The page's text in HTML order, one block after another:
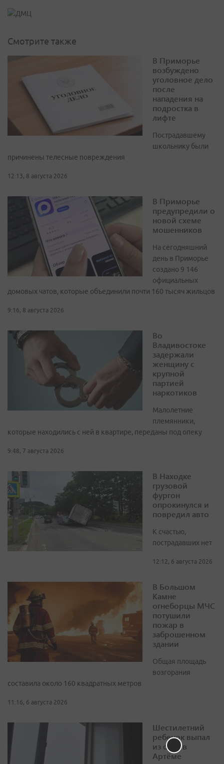
Смотрите также
В Приморье
возбуждено
уголовное дело
после
нападения на
подростка в
лифте
Пострадавшему
школьнику были
причинены телесные повреждения
12:13, 8 августа 2026
В Приморье
предупредили о
новой схеме
мошенников
На сегодняшний
день в Приморье
создано 9 146
официальных
домовых чатов, которые объединили почти 160 тысяч жильцов
9:16, 8 августа 2026
Во
Владивостоке
задержали
женщину с
крупной
партией
наркотиков
Малолетние
племянники,
которые находились с ней в квартире, переданы под опеку
9:48, 7 августа 2026
В Находке
грузовой
фургон
опрокинулся и
повредил авто
К счастью,
пострадавших нет
12:12, 6 августа 2026
В Большом
Камне
огнеборцы МЧС
потушили
пожар в
заброшенном
здании
Общая площадь
возгорания
составила около 160 квадратных метров
11:16, 6 августа 2026
Шестилетний
ребенок выпал
из окна в
Артёме